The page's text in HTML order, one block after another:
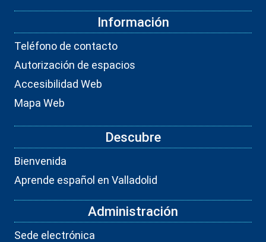
Información
Teléfono de contacto
Autorización de espacios
Accesibilidad Web
Mapa Web
Descubre
Bienvenida
Aprende español en Valladolid
Administración
Sede electrónica